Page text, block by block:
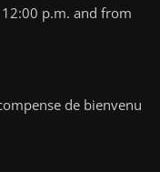
p.m. and from
de bienvenu